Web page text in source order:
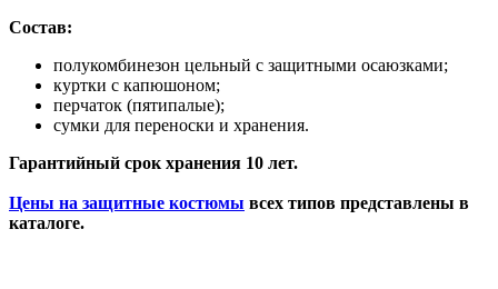
Состав:
полукомбинезон цельный с защитными осаюзками;
куртки с капюшоном;
перчаток (пятипалые);
сумки для переноски и хранения.
Гарантийный срок хранения 10 лет.
Цены на защитные костюмы всех типов представлены в
каталоге.